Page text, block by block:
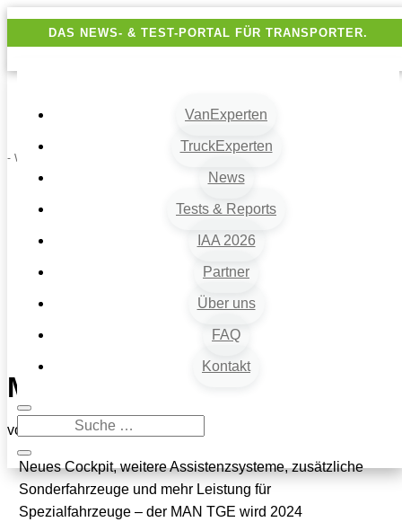
DAS NEWS- & TEST-PORTAL FÜR TRANSPORTER.
VanExperten
TruckExperten
News
Tests & Reports
IAA 2026
Partner
Über uns
FAQ
Kontakt
- Werbung -
MAN: der TGE wird digital
von Randolf Unruh|
Neues Cockpit, weitere Assistenzsysteme, zusätzliche
Sonderfahrzeuge und mehr Leistung für
Spezialfahrzeuge – der MAN TGE wird 2024